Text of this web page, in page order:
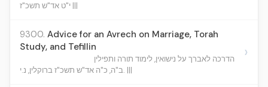
י"ט אד"ש תשכ"ז |||
9300. Advice for an Avrech on Marriage, Torah
Study, and Tefillin
הדרכה לאברך על נישואין, לימוד תורה ותפילין
ב"ה, כ"ה אד"ש תשכ"ז ברוקלין, נ.י. |||
›